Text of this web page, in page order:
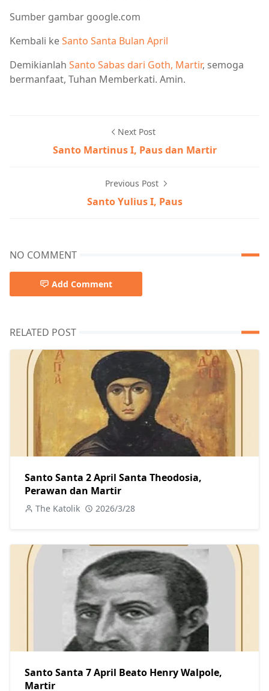
Sumber gambar google.com
Kembali keSanto Santa Bulan April
Demikianlah Santo Sabas dari Goth, Martir, semoga
bermanfaat, Tuhan Memberkati. Amin.
Next Post
Santo Martinus I, Paus dan Martir
Previous Post
Santo Yulius I, Paus
NO COMMENT
Add Comment
RELATED POST
Santo Santa 2 April Santa Theodosia,
Perawan dan Martir
The Katolik 2026/3/28
Santo Santa 7 April Beato Henry Walpole,
Martir